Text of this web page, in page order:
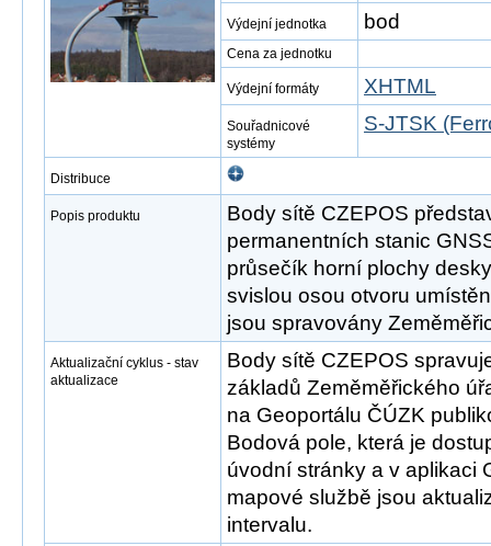
Výdejní jednotka bod
Cena za jednotku
Výdejní formáty XHTML
Souřadnicové
systémy
S-JTSK
Distribuce
Popis produktu
Body sítě CZEPOS
permanentních stanic
průsečík horní plochy
svislou osou otvoru
jsou spravovány
Aktualizační cyklus - stav
aktualizace
Body sítě CZEPOS
základů Zeměměřického
na Geoportálu ČÚZK
Bodová pole, která je
úvodní stránky a v aplikaci
mapové službě jsou
intervalu.